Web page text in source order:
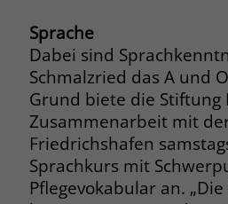
Sprache
Dabei sind
Schmalzried das A und
Grund biete die Stiftung
Zusammenarbeit mit
Friedrichshafen
Sprachkurs mit
Pflegevokabular an.